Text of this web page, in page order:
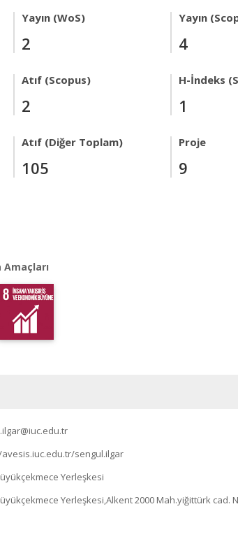
Yayın (WoS)
2
Yayın
4
Atıf (Scopus)
2
H-İndeks
1
Atıf (Diğer Toplam)
105
Proje
9
sengul.ilgar
Yerleşkesi
Yerleşkesi,Alkent 2000 Mah.yiğittürk cad.